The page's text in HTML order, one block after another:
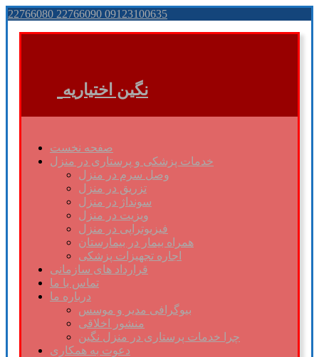
22766080 22766090 09123100635
نگین اختیاریه
صفحه نخست
خدمات پزشکی و پرستاری در منزل
وصل سرم در منزل
تزریق در منزل
سونداژ در منزل
ویزیت در منزل
فیزیوتراپی در منزل
همراه بیمار در بیمارستان
اجاره تجهیزات پزشکی
قرارداد های سازمانی
تماس با ما
درباره ما
بیوگرافی مدیر و موسس
منشور اخلاقی
چرا خدمات پرستاری در منزل نگین
دعوت به همکاری